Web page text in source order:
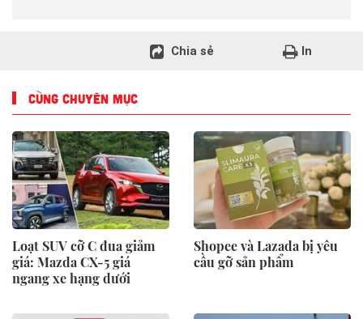
Chia sẻ In
CÙNG CHUYÊN MỤC
Loạt SUV cỡ C đua giảm
giá: Mazda CX-5 giá
ngang xe hạng dưới
Shopee và Lazada bị yêu
cầu gỡ sản phẩm